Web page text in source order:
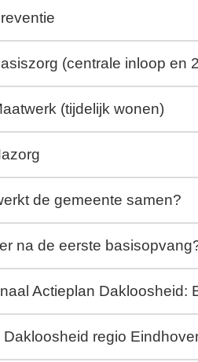
(centrale inloop en
(tijdelijk wonen)
de gemeente samen?
na de eerste
Actieplan Dakloosheid:
Dakloosheid regio